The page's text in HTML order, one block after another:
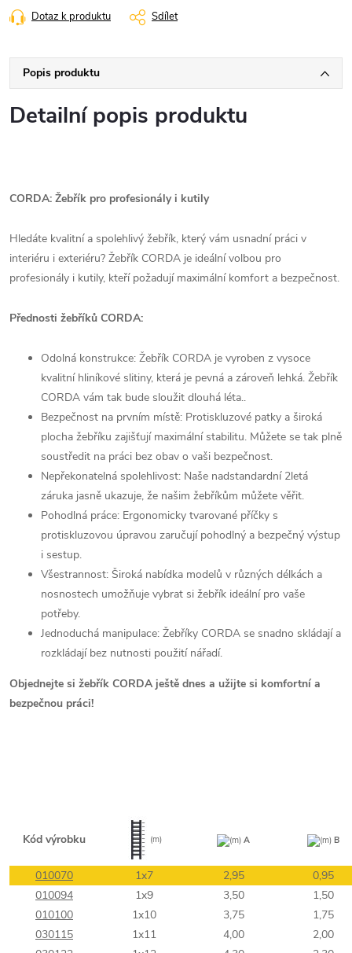
Dotaz k produktu Sdílet
Popis produktu
Detailní popis produktu
CORDA: Žebřík pro profesionály i kutily
Hledáte kvalitní a spolehlivý žebřík, který vám usnadní práci v
interiéru i exteriéru? Žebřík CORDA je ideální volbou pro
profesionály i kutily, kteří požadují maximální komfort a bezpečnost.
Přednosti žebříků CORDA:
Odolná konstrukce: Žebřík CORDA je vyroben z vysoce
kvalitní hliníkové slitiny, která je pevná a zároveň lehká. Žebřík
CORDA vám tak bude sloužit dlouhá léta..
Bezpečnost na prvním místě: Protiskluzové patky a široká
plocha žebříku zajišťují maximální stabilitu. Můžete se tak plně
soustředit na práci bez obav o vaši bezpečnost.
Nepřekonatelná spolehlivost: Naše nadstandardní 2letá
záruka jasně ukazuje, že našim žebříkům můžete věřit.
Pohodlná práce: Ergonomicky tvarované příčky s
protiskluzovou úpravou zaručují pohodlný a bezpečný výstup
i sestup.
Všestrannost: Široká nabídka modelů v různých délkách a
nosnostech umožňuje vybrat si žebřík ideální pro vaše
potřeby.
Jednoduchá manipulace: Žebříky CORDA se snadno skládají a
rozkládají bez nutnosti použití nářadí.
Objednejte si žebřík CORDA ještě dnes a užijte si komfortní a
bezpečnou práci!
Kód výrobku (m) (m) A (m) B
010070 1x7 2,95
0,95
010094
1x9 3,50
1,50
010100
1x10 3,75
1,75
030115
1x11 4,00
2,00